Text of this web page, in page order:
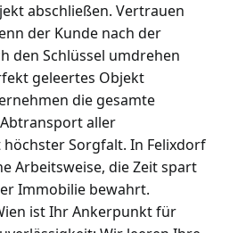
abschließen. Vertrauen
der Kunde nach der
den Schlüssel umdrehen
geleertes Objekt
die gesamte
aller
Sorgfalt. In Felixdorf
Arbeitsweise, die Zeit spart
Immobilie bewahrt.
ist Ihr Ankerpunkt für